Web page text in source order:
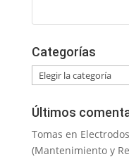
Categorías
Categorías
Últimos
Tomas en
(Mantenimiento y